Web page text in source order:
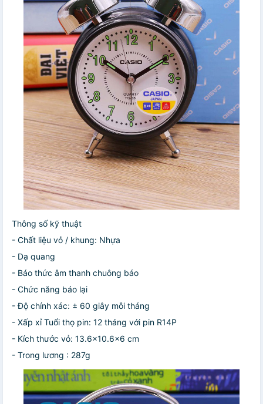
Thông số kỹ thuật
- Chất liệu vỏ / khung: Nhựa
- Dạ quang
- Báo thức âm thanh chuông báo
- Chức năng báo lại
- Độ chính xác: ± 60 giây mỗi tháng
- Xấp xỉ Tuổi thọ pin: 12 tháng với pin R14P
- Kích thước vỏ: 13.6×10.6×6 cm
- Trong lương : 287g